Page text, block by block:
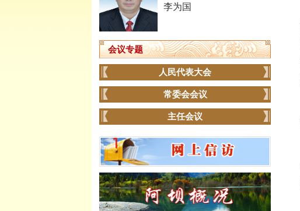
李为国
会议专题
人民代表大会
常委会会议
主任会议